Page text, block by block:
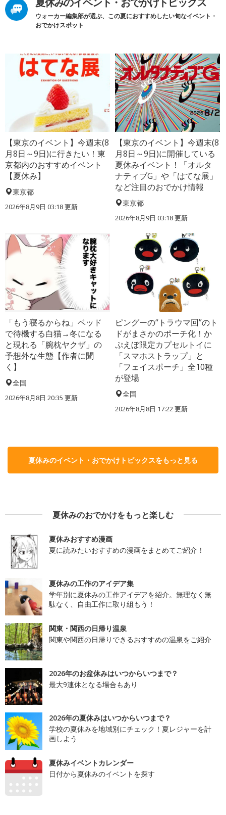
ウォーカー編集部が選ぶ、この夏におすすめしたい旬なイベント・
おでかけスポット
【東京のイベント】今週末(8
月8日～9日)に行きたい！東
京都内のおすすめイベント
【夏休み】
東京都
2026年8月9日 03:18更新
【東京のイベント】今週末(8
月8日～9日)に開催している
夏休みイベント！「オルタ
ナティブG」や「はてな展」
など注目のおでかけ情報
東京都
2026年8月9日 03:18更新
「もう寝るからね」ベッド
で待機する白猫→冬になる
と現れる「腕枕ヤクザ」の
予想外な生態【作者に聞
く】
全国
2026年8月8日 20:35 更新
ピングーの“トラウマ回”のト
ドがまさかのポーチ化！か
ぷえぼ限定カプセルトイに
「スマホストラップ」と
「フェイスポーチ」全10種
が登場
全国
2026年8月8日 17:22更新
夏休みのイベント・おでかけトピックスをもっと見る
夏休みのおでかけをもっと楽しむ
夏休みおすすめ漫画
夏に読みたいおすすめの漫画をまとめてご紹介！
夏休みの工作のアイデア集
学年別に夏休みの工作アイデアを紹介。無理なく無
駄なく、自由工作に取り組もう！
関東・関西の日帰り温泉
関東や関西の日帰りできるおすすめの温泉をご紹介
2026年のお盆休みはいつからいつまで？
最大9連休となる場合もあり
2026年の夏休みはいつからいつまで？
学校の夏休みを地域別にチェック！夏レジャーを計
画しよう
夏休みイベントカレンダー
日付から夏休みのイベントを探す